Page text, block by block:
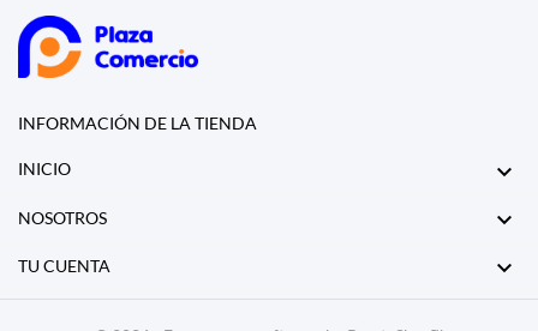
INFORMACIÓN DE LA TIENDA
INICIO 
NOSOTROS 
TU CUENTA 